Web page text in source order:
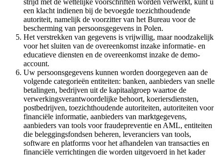
strijd met de wettelijke voorschriften worden verwerkt, kunt u
een klacht indienen bij de bevoegde toezichthoudende
autoriteit, namelijk de voorzitter van het Bureau voor de
bescherming van persoonsgegevens in Polen.
Het verstrekken van gegevens is vrijwillig, maar noodzakelijk
voor het sluiten van de overeenkomst inzake informatie- en
educatieve diensten en de overeenkomst inzake de demo-
account.
Uw persoonsgegevens kunnen worden doorgegeven aan de
volgende categorieën entiteiten: banken, aanbieders van snelle
betalingen, bedrijven uit de kapitaalgroep waartoe de
verwerkingsverantwoordelijke behoort, koeriersdiensten,
postbedrijven, toezichthoudende autoriteiten, autoriteiten voor
financiële informatie, aanbieders van marktgegevens,
aanbieders van tools voor fraudepreventie en AML, entiteiten
die beleggingsfondsen beheren, leveranciers van tools,
software en platforms voor het afhandelen van transacties en
financiële verrichtingen die worden uitgevoerd in het kader